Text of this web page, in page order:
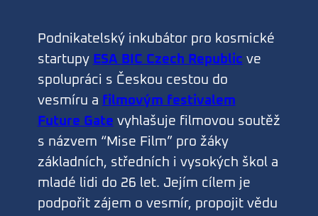
Podnikatelský inkubátor pro kosmické
startupy ESA BIC Czech Republic ve
spolupráci s Českou cestou do
vesmíru a filmovým festivalem
Future Gate vyhlašuje filmovou soutěž
s názvem “Mise Film” pro žáky
základních, středních i vysokých škol a
mladé lidi do 26 let. Jejím cílem je
podpořit zájem o vesmír, propojit vědu